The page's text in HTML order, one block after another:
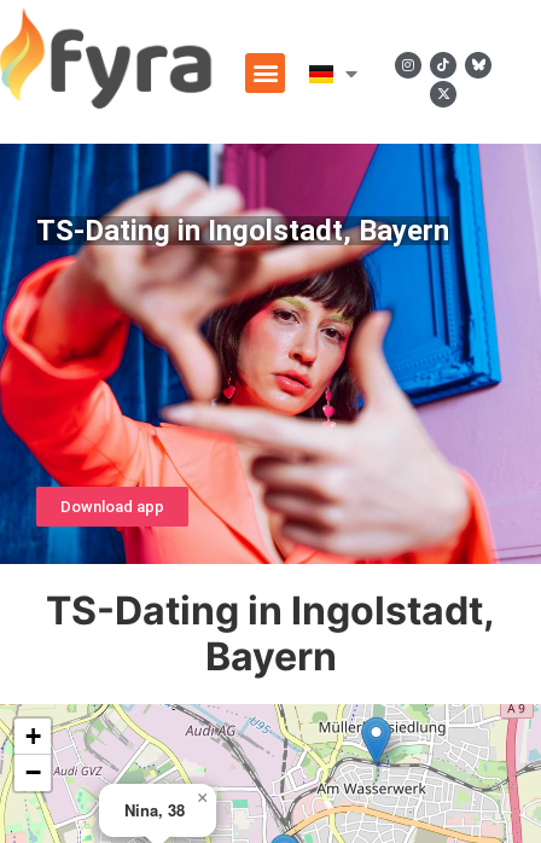
TS-Dating in Ingolstadt, Bayern
Download app
TS-Dating in Ingolstadt,
Bayern
Nina, 38
×
+
−